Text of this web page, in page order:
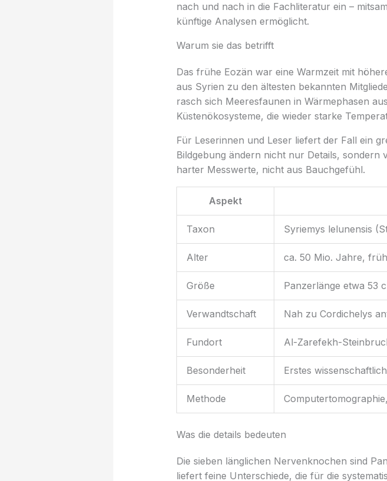
nach und nach in die Fachliteratur ein –
künftige Analysen ermöglicht.
Warum sie das betrifft
Das frühe Eozän war eine Warmzeit mit
aus Syrien zu den ältesten bekannten
rasch sich Meeresfaunen in Wärmephasen
Küstenökosysteme, die wieder starke
Für Leserinnen und Leser liefert der Fall ein
Bildgebung ändern nicht nur Details, sondern
harter Messwerte, nicht aus Bauchgefühl.
Aspekt
Taxon Syriemys lelunensis
Alter ca. 50 Mio. Jahre,
Größe Panzerlänge etwa 53
Verwandtschaft Nah zu Cordichelys
Fundort Al-Zarefekh-
Besonderheit Erstes
Methode
Was die details bedeuten
Die sieben länglichen Nervenknochen sind
liefert feine Unterschiede, die für die